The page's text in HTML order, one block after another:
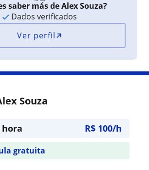
saber más de Alex Souza?
Dados verificados
Ver perfil
Souza
hora R$ 100/h
gratuita